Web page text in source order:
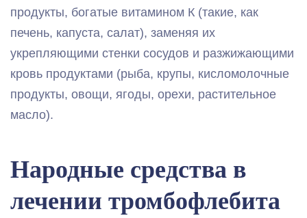
продукты, богатые витамином К (такие, как
печень, капуста, салат), заменяя их
укрепляющими стенки сосудов и разжижающими
кровь продуктами (рыба, крупы, кисломолочные
продукты, овощи, ягоды, орехи, растительное
масло).
Народные средства в
лечении тромбофлебита